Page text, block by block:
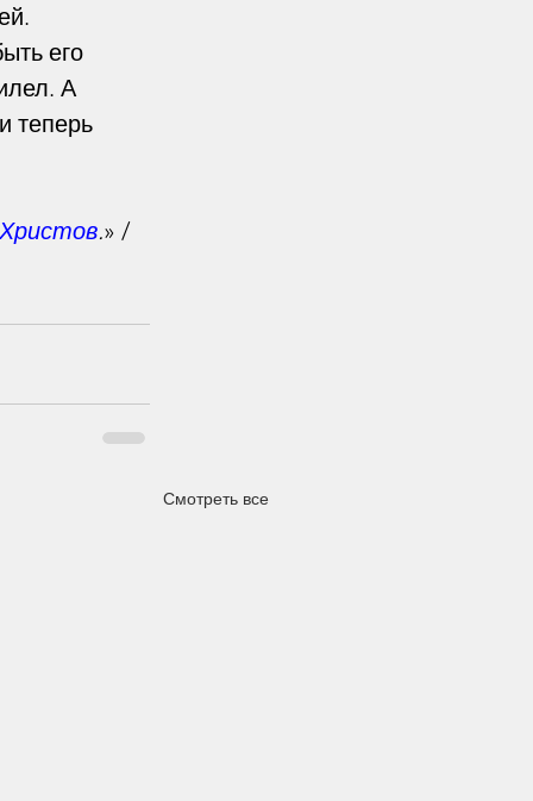
его
А
теперь
.» /
Смотреть все